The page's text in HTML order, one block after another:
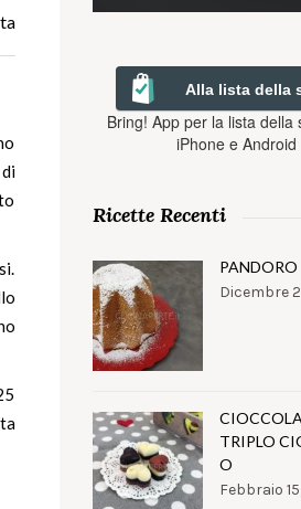
Alla lista della
Bring! App per la lista della
iPhone e Android
Ricette Recenti
PANDORO
Dicembre
TRIPLO
O
Febbraio